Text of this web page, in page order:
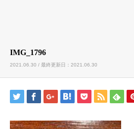
IMG_1796
2021.06.30 / 最終更新日：2021.06.30